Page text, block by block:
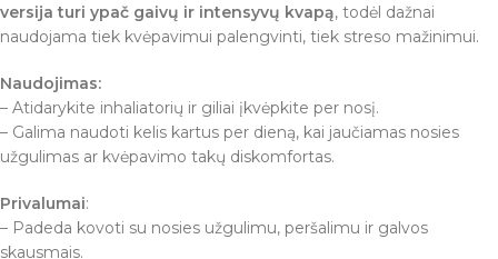
versija turi ypač gaivų ir intensyvų kvapą, todėl dažnai
naudojama tiek kvėpavimui palengvinti, tiek streso mažinimui.
Naudojimas:
– Atidarykite inhaliatorių ir giliai įkvėpkite per nosį.
– Galima naudoti kelis kartus per dieną, kai jaučiamas nosies
užgulimas ar kvėpavimo takų diskomfortas.
Privalumai:
– Padeda kovoti su nosies užgulimu, peršalimu ir galvos
skausmais.